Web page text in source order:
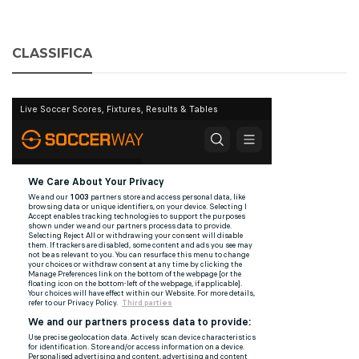
CLASSIFICA